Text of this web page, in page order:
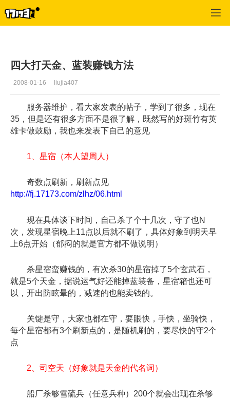
四大打天金、蓝装赚钱方法
2008-01-16 liujia407
服务器维护，看大家发表的帖子，学到了很多，现在
35，但是还有很多方面不是很了解，既然写的好斑竹有英
雄卡做鼓励，我也来发表下自己的意见
1、星宿（本人望周人）
奇数点刷新，刷新点见
http://fj.17173.com/zlhz/06.html
现在具体谈下时间，自己杀了个十几次，守了也N
次，发现星宿晚上11点以后就不刷了，具体好象到明天早
上6点开始（郁闷的就是官方都不做说明）
杀星宿蛮赚钱的，有次杀30的星宿掉了5个玄武石，
就是5个天金，据说运气好还能掉蓝装备，星宿箱也还可
以，开出防眩晕的，减速的也能卖钱的。
关键是守，大家也都在守，要眼快，手快，坐骑快，
每个星宿都有3个刷新点的，是随机刷的，要尽快的守2个
点
2、司空天（好象就是天金的代名词）
船厂杀够雪硫兵（任意兵种）200个就会出现在杀够